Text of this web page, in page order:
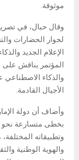
موثوقة.
وقال حبال، في
الإعلام الجديد
المؤتمر يناقش على
والذكاء الاصطناعي
الأجيال القادمة.
وأضاف أن دولة
بخطى متسارعة نحو
وتطبيقاته
والهوية الوطنية